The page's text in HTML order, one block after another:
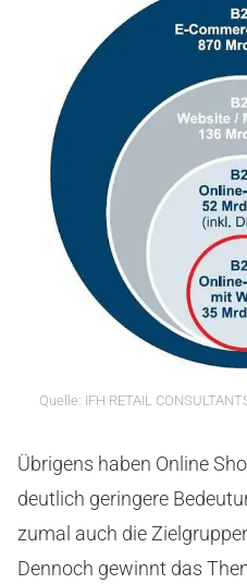
Quelle: IFH RETAIL
Übrigens haben Online
deutlich geringere
zumal auch die
Dennoch gewinnt das